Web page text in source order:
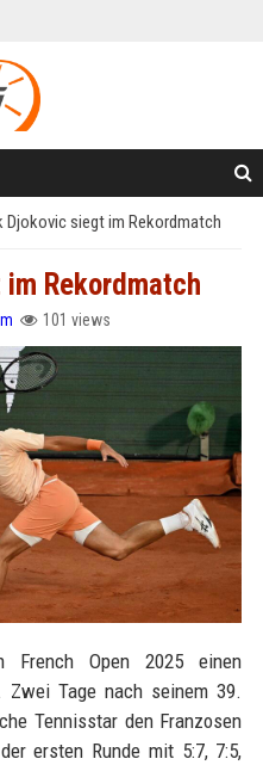
Djokovic siegt im Rekordmatch
Rekordmatch
101 views
French Open 2025 einen
Tage nach seinem 39.
Tennisstar den Franzosen
ersten Runde mit 5:7, 7:5,